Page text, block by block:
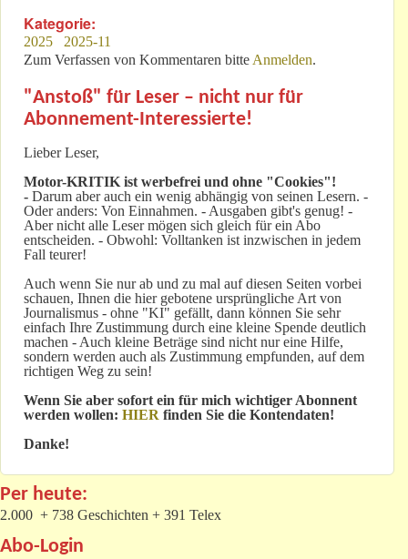
Kategorie:
2025
2025-11
Zum Verfassen von Kommentaren bitte Anmelden.
"Anstoß" für Leser – nicht nur für
Abonnement-Interessierte!
Lieber Leser,
Motor-KRITIK ist werbefrei und ohne "Cookies"!
- Darum aber auch ein wenig abhängig von seinen Lesern. -
Oder anders: Von Einnahmen. - Ausgaben gibt's genug! -
Aber nicht alle Leser mögen sich gleich für ein Abo
entscheiden. - Obwohl: Volltanken ist inzwischen in jedem
Fall teurer!
Auch wenn Sie nur ab und zu mal auf diesen Seiten vorbei
schauen, Ihnen die hier gebotene ursprüngliche Art von
Journalismus - ohne "KI" gefällt, dann können Sie sehr
einfach Ihre Zustimmung durch eine kleine Spende deutlich
machen - Auch kleine Beträge sind nicht nur eine Hilfe,
sondern werden auch als Zustimmung empfunden, auf dem
richtigen Weg zu sein!
Wenn Sie aber sofort ein für mich wichtiger Abonnent
werden wollen: HIER finden Sie die Kontendaten!
Danke!
Per heute:
2.000 + 738 Geschichten + 391 Telex
Abo-Login